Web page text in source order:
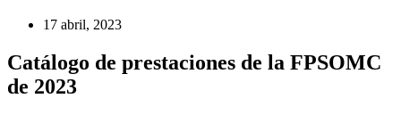
17 abril, 2023
Catálogo de prestaciones de la FPSOMC
de 2023